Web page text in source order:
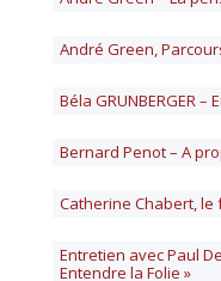
André Green,
Béla GRUNBERGER –
Bernard Penot – A
Catherine Chabert,
Entretien avec Paul
Entendre la Folie »